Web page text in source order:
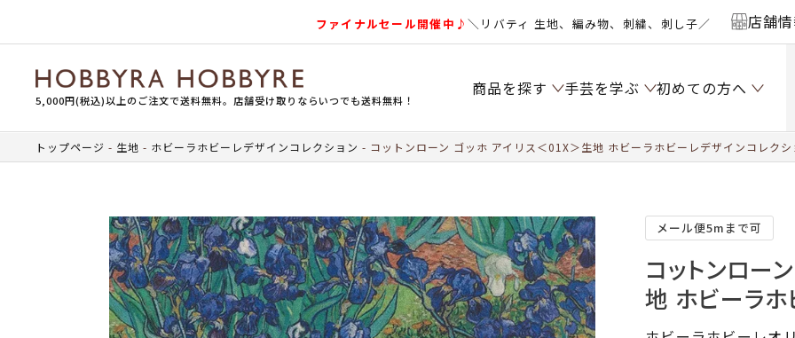
ファイナルセール開催中♪＼リバティ 生地、編み物、刺繍、刺し子／ 店舗
5,000円(税込)以上のご注文で送料無料。店舗受け取りならいつでも送料無料！
商品を探す 手芸を学ぶ 初めての方へ
トップページ 生地 ホビーラホビーレデザインコレクション コットンローン ゴッホ アイリス＜01X＞生地 ホビーラホビーレデザインコレクシ
メール便5mまで可
コットンロー
地 ホビーラホ